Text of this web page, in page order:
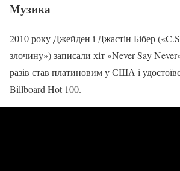
Музика
2010 року Джейден і Джастін Бібер
злочину») записали хіт «Never Say
разів став платиновим у США і
Billboard Hot 100.